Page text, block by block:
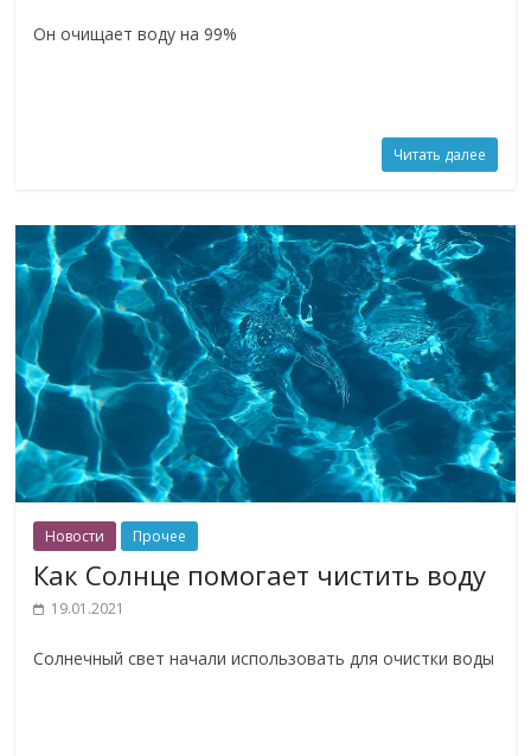
Он очищает воду на 99%
Читать далее
Новости Прочее
Как Солнце помогает чистить воду
19.01.2021
Солнечный свет начали использовать для очистки воды